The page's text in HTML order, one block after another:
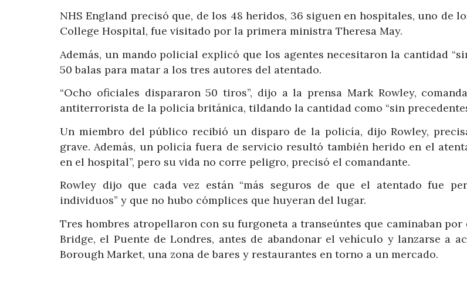
NHS England precisó que, de los 48 heridos, 36 siguen en hospitales, uno de
College Hospital, fue visitado por la primera ministra Theresa May.
Además, un mando policial explicó que los agentes necesitaron la cantidad
50 balas para matar a los tres autores del atentado.
“Ocho oficiales dispararon 50 tiros”, dijo a la prensa Mark Rowley,
antiterrorista de la policía británica, tildando la cantidad como “sin
Un miembro del público recibió un disparo de la policía, dijo Rowley,
grave. Además, un policía fuera de servicio resultó también herido en el
en el hospital”, pero su vida no corre peligro, precisó el comandante.
Rowley dijo que cada vez están “más seguros de que el atentado fue
individuos” y que no hubo cómplices que huyeran del lugar.
Tres hombres atropellaron con su furgoneta a transeúntes que caminaban por
Bridge, el Puente de Londres, antes de abandonar el vehículo y lanzarse a
Borough Market, una zona de bares y restaurantes en torno a un mercado.